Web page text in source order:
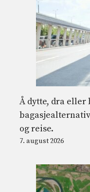
Å dytte, dra
og reise.
7. august 2026